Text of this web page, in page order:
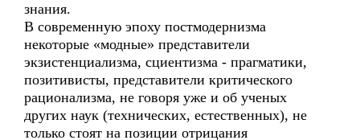
знания.
В современную эпоху постмодернизма
некоторые «модные» представители
экзистенциализма, сциентизма - прагматики,
позитивисты, представители критического
рационализма, не говоря уже и об ученых
других наук (технических, естественных), не
только стоят на позиции отрицания